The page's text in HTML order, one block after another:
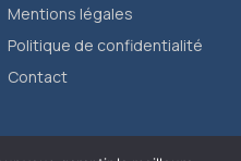
Mentions légales
Politique de confidentialité
Contact